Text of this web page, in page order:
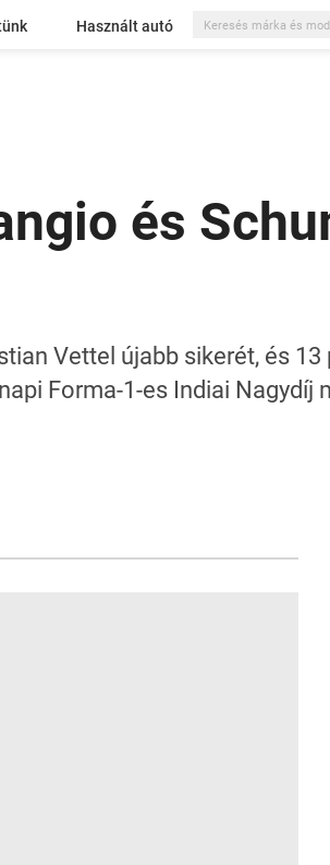
Használt autó
és
Vettel újabb sikerét, és
Forma-1-es Indiai Nagydíj